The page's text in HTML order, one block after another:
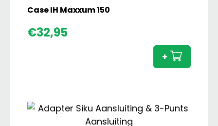
Case IH Maxxum 150
€32,95
150
+